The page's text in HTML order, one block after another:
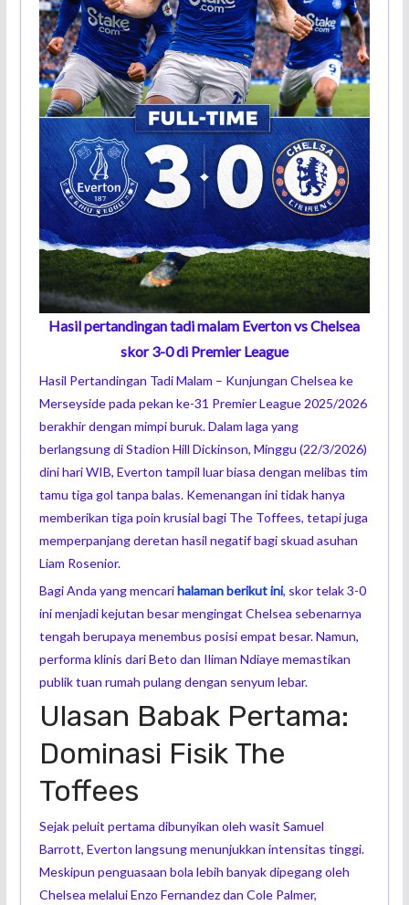
Hasil pertandingan tadi malam Everton vs Chelsea
skor 3-0 di Premier League
Hasil Pertandingan Tadi Malam – Kunjungan Chelsea ke
Merseyside pada pekan ke-31 Premier League 2025/2026
berakhir dengan mimpi buruk. Dalam laga yang
berlangsung di Stadion Hill Dickinson, Minggu (22/3/2026)
dini hari WIB, Everton tampil luar biasa dengan melibas tim
tamu tiga gol tanpa balas. Kemenangan ini tidak hanya
memberikan tiga poin krusial bagi The Toffees, tetapi juga
memperpanjang deretan hasil negatif bagi skuad asuhan
Liam Rosenior.
Bagi Anda yang mencarihalamanberikut ini, skor telak 3-0
ini menjadi kejutan besar mengingat Chelsea sebenarnya
tengah berupaya menembus posisi empat besar. Namun,
performa klinis dari Beto dan Iliman Ndiaye memastikan
publik tuan rumah pulang dengan senyum lebar.
Ulasan Babak Pertama:
Dominasi Fisik The
Toffees
Sejak peluit pertama dibunyikan oleh wasit Samuel
Barrott, Everton langsung menunjukkan intensitas tinggi.
Meskipun penguasaan bola lebih banyak dipegang oleh
Chelsea melalui Enzo Fernandez dan Cole Palmer,